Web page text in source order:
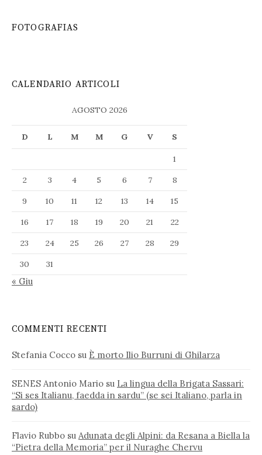
FOTOGRAFIAS
CALENDARIO ARTICOLI
AGOSTO 2026
D L M M G V S
1
2
3 4 5 6 7
8
9
10 11 12 13 14
15
16
17 18 19 20 21
22
23
24 25 26 27 28
29
30
31
« Giu
COMMENTI RECENTI
Stefania Cocco su È morto Ilio Burruni di Ghilarza
SENES Antonio Mario su La lingua della Brigata Sassari:
“Si ses Italianu, faedda in sardu” (se sei Italiano, parla in
sardo)
Flavio Rubbo su Adunata degli Alpini: da Resana a Biella la
“Pietra della Memoria” per il Nuraghe Chervu